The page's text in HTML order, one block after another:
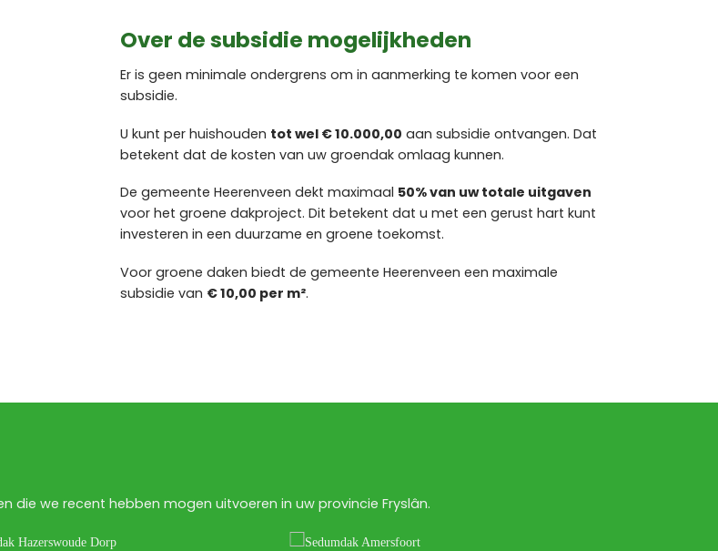
Over de subsidie mogelijkheden
Er is geen minimale ondergrens om in aanmerking te komen voor een
subsidie.
U kunt per huishouden tot wel € 10.000,00 aan subsidie ontvangen. Dat
betekent dat de kosten van uw groendak omlaag kunnen.
De gemeente Heerenveen dekt maximaal 50% van uw totale uitgaven
voor het groene dakproject. Dit betekent dat u met een gerust hart kunt
investeren in een duurzame en groene toekomst.
Voor groene daken biedt de gemeente Heerenveen een maximale
subsidie van € 10,00 per m².
die we recent hebben mogen uitvoeren in uw provincie Fryslân.